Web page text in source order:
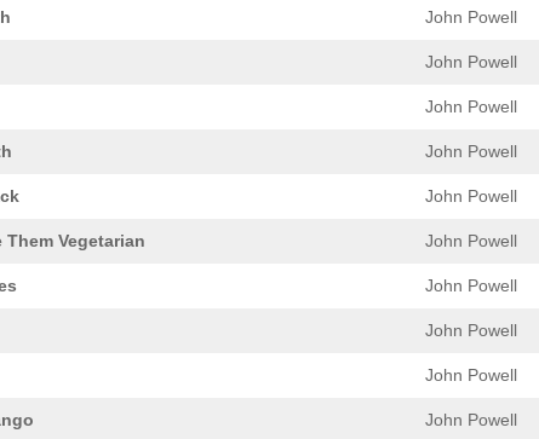
John Powell
John Powell
John Powell
John Powell
John Powell
Them Vegetarian John Powell
John Powell
John Powell
John Powell
John Powell